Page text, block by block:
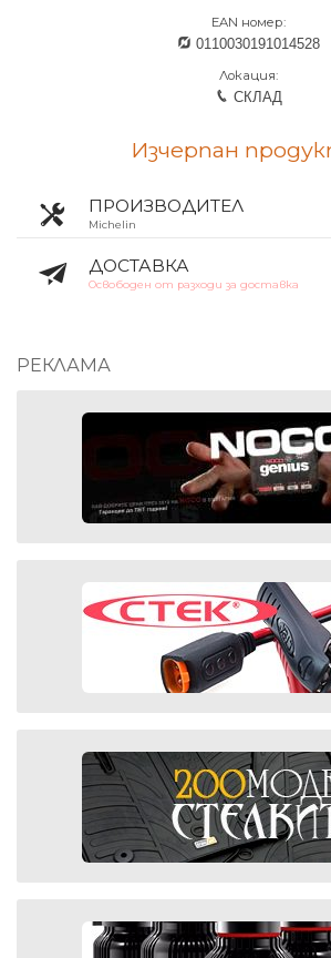
EAN номер:
0110030191014528
Локация:
СКЛАД
Изчерпан
ПРОИЗВОДИТЕЛ
Michelin
ДОСТАВКА
Освободен от разходи за доставка
РЕКЛАМА